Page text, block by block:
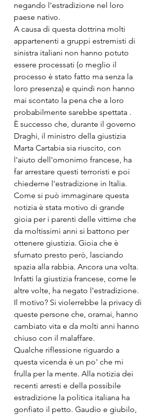
negando l'estradizione nel loro
paese nativo.
A causa di questa dottrina molti
appartenenti a gruppi estremisti di
sinistra italiani non hanno potuto
essere processati (o meglio il
processo è stato fatto ma senza la
loro presenza) e quindi non hanno
mai scontato la pena che a loro
probabilmente sarebbe spettata .
È successo che, durante il governo
Draghi, il ministro della giustizia
Marta Cartabia sia riuscito, con
l'aiuto dell'omonimo francese, ha
far arrestare questi terroristi e poi
chiederne l'estradizione in Italia.
Come si può immaginare questa
notizia è stata motivo di grande
gioia per i parenti delle vittime che
da moltissimi anni si battono per
ottenere giustizia. Gioia che è
sfumato presto però, lasciando
spazia alla rabbia. Ancora una volta.
Infatti la giustizia francese, come le
altre volte, ha negato l'estradizione.
Il motivo? Si violerrebbe la privacy di
queste persone che, oramai, hanno
cambiato vita e da molti anni hanno
chiuso con il malaffare.
Qualche riflessione riguardo a
questa vicenda è un po' che mi
frulla per la mente. Alla notizia dei
recenti arresti e della possibile
estradizione la politica italiana ha
gonfiato il petto. Gaudio e giubilo,